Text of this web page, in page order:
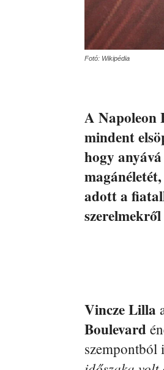
Fotó: Wikipédia
A Napoleon
mindent
hogy
adott a
Vincze Lilla
Boulevard
szempontból